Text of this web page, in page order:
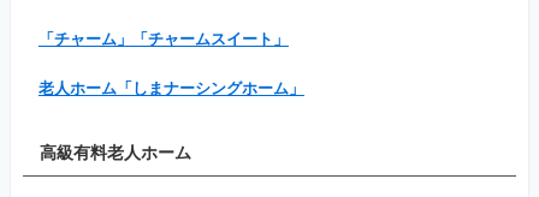
「チャーム」「チャームスイート」
老人ホーム「しまナーシングホーム」
高級有料老人ホーム